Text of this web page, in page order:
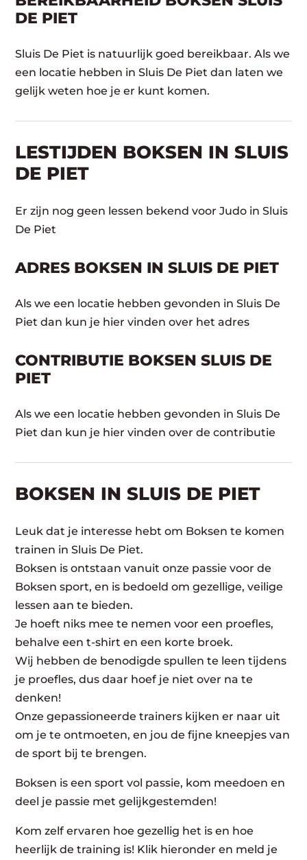
DE PIET
Sluis De Piet is natuurlijk goed bereikbaar. Als we
een locatie hebben in Sluis De Piet dan laten we
gelijk weten hoe je er kunt komen.
LESTIJDEN BOKSEN IN SLUIS
DE PIET
Er zijn nog geen lessen bekend voor Judo in Sluis
De Piet
ADRES BOKSEN IN SLUIS DE PIET
Als we een locatie hebben gevonden in Sluis De
Piet dan kun je hier vinden over het adres
CONTRIBUTIE BOKSEN SLUIS DE
PIET
Als we een locatie hebben gevonden in Sluis De
Piet dan kun je hier vinden over de contributie
BOKSEN IN SLUIS DE PIET
Leuk dat je interesse hebt om Boksen te komen
trainen in Sluis De Piet.
Boksen is ontstaan vanuit onze passie voor de
Boksen sport, en is bedoeld om gezellige, veilige
lessen aan te bieden.
Je hoeft niks mee te nemen voor een proefles,
behalve een t-shirt en een korte broek.
Wij hebben de benodigde spullen te leen tijdens
je proefles, dus daar hoef je niet over na te
denken!
Onze gepassioneerde trainers kijken er naar uit
om je te ontmoeten, en jou de fijne kneepjes van
de sport bij te brengen.
Boksen is een sport vol passie, kom meedoen en
deel je passie met gelijkgestemden!
Kom zelf ervaren hoe gezellig het is en hoe
heerlijk de training is! Klik hieronder en meld je